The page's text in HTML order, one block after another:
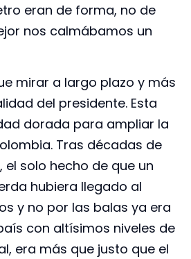
eran de forma, no de
nos calmábamos un
mirar a largo plazo y más
del presidente. Esta
dorada para ampliar la
Tras décadas de
solo hecho de que un
hubiera llegado al
y no por las balas ya era
con altísimos niveles de
era más que justo que el